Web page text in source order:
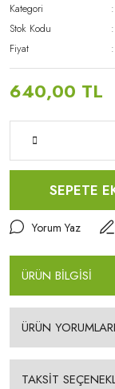
Kategori
Stok Kodu
Fiyat
640,00 TL
SEPETE
Yorum Yaz
ÜRÜN BİLGİSİ
ÜRÜN YORUMLARI
TAKSİT